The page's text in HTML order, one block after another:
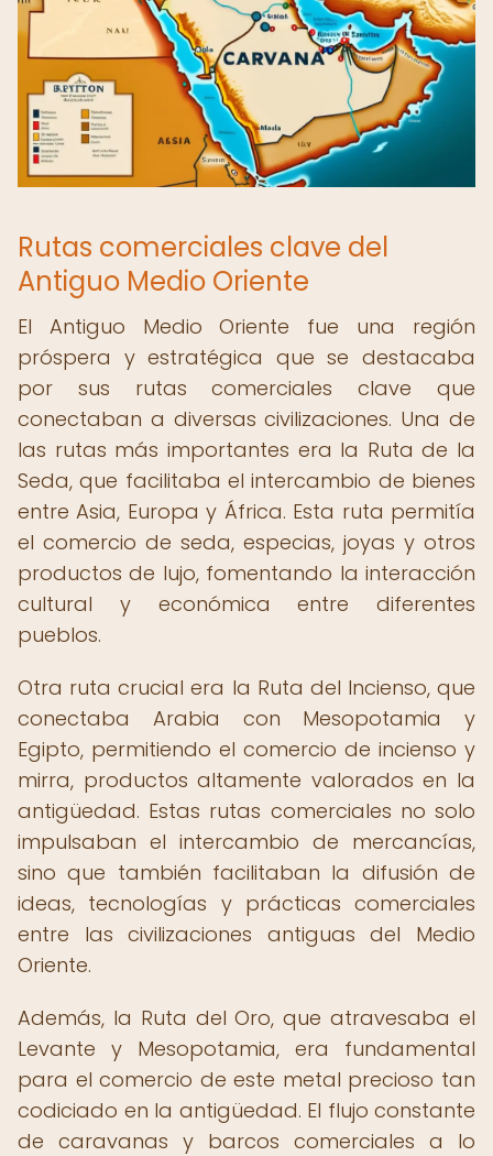
Rutas comerciales clave del
Antiguo Medio Oriente
El Antiguo Medio Oriente fue una región
próspera y estratégica que se destacaba
por sus rutas comerciales clave que
conectaban a diversas civilizaciones. Una de
las rutas más importantes era la Ruta de la
Seda, que facilitaba el intercambio de bienes
entre Asia, Europa y África. Esta ruta permitía
el comercio de seda, especias, joyas y otros
productos de lujo, fomentando la interacción
cultural y económica entre diferentes
pueblos.
Otra ruta crucial era la Ruta del Incienso, que
conectaba Arabia con Mesopotamia y
Egipto, permitiendo el comercio de incienso y
mirra, productos altamente valorados en la
antigüedad. Estas rutas comerciales no solo
impulsaban el intercambio de mercancías,
sino que también facilitaban la difusión de
ideas, tecnologías y prácticas comerciales
entre las civilizaciones antiguas del Medio
Oriente.
Además, la Ruta del Oro, que atravesaba el
Levante y Mesopotamia, era fundamental
para el comercio de este metal precioso tan
codiciado en la antigüedad. El flujo constante
de caravanas y barcos comerciales a lo